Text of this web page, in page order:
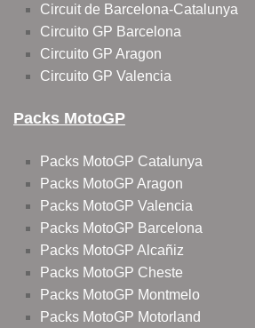
Circuit de Barcelona-Catalunya
Circuito GP Barcelona
Circuito GP Aragon
Circuito GP Valencia
Packs MotoGP
Packs MotoGP Catalunya
Packs MotoGP Aragon
Packs MotoGP Valencia
Packs MotoGP Barcelona
Packs MotoGP Alcañiz
Packs MotoGP Cheste
Packs MotoGP Montmelo
Packs MotoGP Motorland